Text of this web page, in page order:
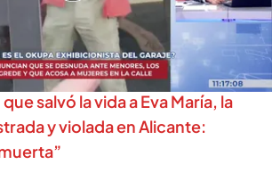
que el hombre de origen
en un centro sanitario:
mental”
salvó la vida a Eva María, la
y violada en Alicante: